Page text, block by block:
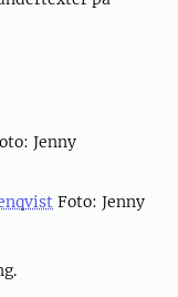
Jenny
Foto: Jenny